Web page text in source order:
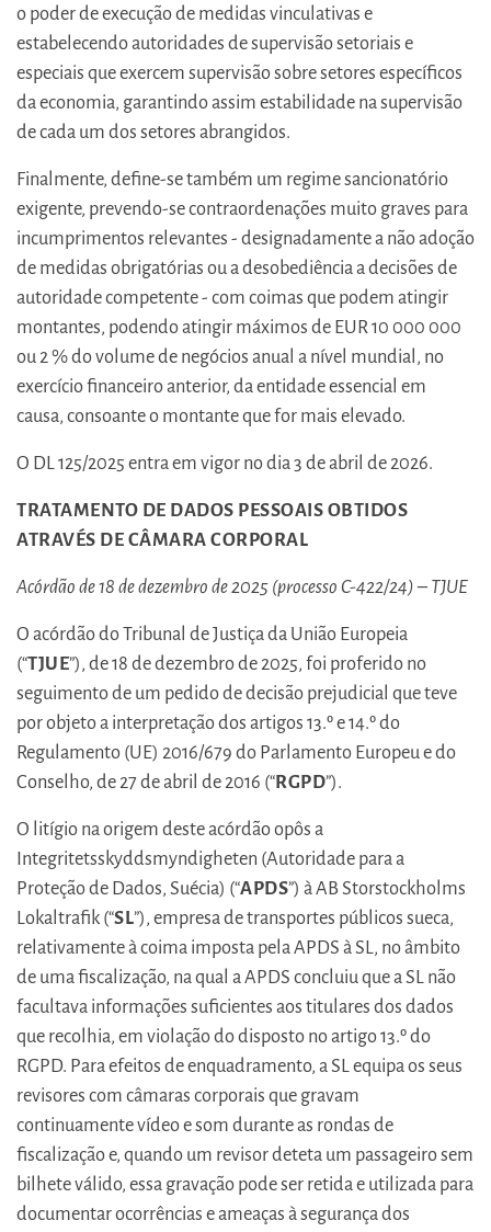
o poder de execução de medidas vinculativas e
estabelecendo autoridades de supervisão setoriais e
especiais que exercem supervisão sobre setores específicos
da economia, garantindo assim estabilidade na supervisão
de cada um dos setores abrangidos.
Finalmente, define-se também um regime sancionatório
exigente, prevendo-se contraordenações muito graves para
incumprimentos relevantes - designadamente a não adoção
de medidas obrigatórias ou a desobediência a decisões de
autoridade competente - com coimas que podem atingir
montantes, podendo atingir máximos de EUR 10 000 000
ou 2 % do volume de negócios anual a nível mundial, no
exercício financeiro anterior, da entidade essencial em
causa, consoante o montante que for mais elevado.
O DL 125/2025 entra em vigor no dia 3 de abril de 2026.
TRATAMENTO DE DADOS PESSOAIS OBTIDOS
ATRAVÉS DE CÂMARA CORPORAL
Acórdão de 18 de dezembro de 2025 (processo C-422/24) – TJUE
O acórdão do Tribunal de Justiça da União Europeia
(“TJUE”), de 18 de dezembro de 2025, foi proferido no
seguimento de um pedido de decisão prejudicial que teve
por objeto a interpretação dos artigos 13.º e 14.º do
Regulamento (UE) 2016/679 do Parlamento Europeu e do
Conselho, de 27 de abril de 2016 (“RGPD”).
O litígio na origem deste acórdão opôs a
Integritetsskyddsmyndigheten (Autoridade para a
Proteção de Dados, Suécia) (“APDS”) à AB Storstockholms
Lokaltrafik (“SL”), empresa de transportes públicos sueca,
relativamente à coima imposta pela APDS à SL, no âmbito
de uma fiscalização, na qual a APDS concluiu que a SL não
facultava informações suficientes aos titulares dos dados
que recolhia, em violação do disposto no artigo 13.º do
RGPD. Para efeitos de enquadramento, a SL equipa os seus
revisores com câmaras corporais que gravam
continuamente vídeo e som durante as rondas de
fiscalização e, quando um revisor deteta um passageiro sem
bilhete válido, essa gravação pode ser retida e utilizada para
documentar ocorrências e ameaças à segurança dos